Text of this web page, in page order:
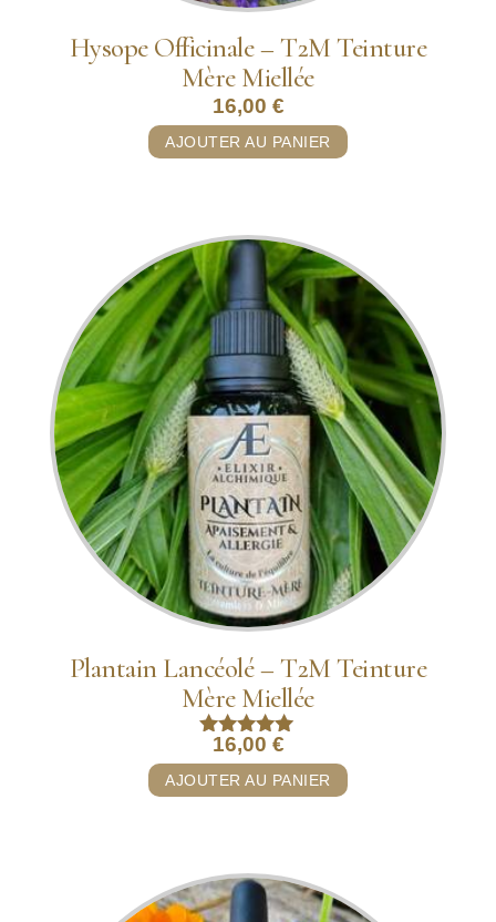
Hysope Officinale – T2M Teinture
Mère Miellée
16,00 €
AJOUTER AU PANIER
Plantain Lancéolé – T2M Teinture
Mère Miellée
Note
5.00
sur 5
16,00 €
AJOUTER AU PANIER